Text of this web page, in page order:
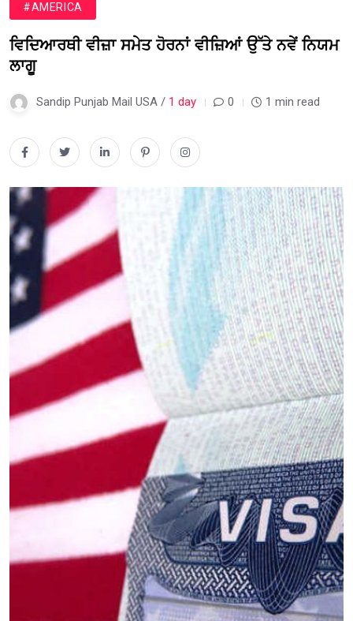
#AMERICA
ਵਿਦਿਆਰਥੀ ਵੀਜ਼ਾ ਸਮੇਤ ਹੋਰਨਾਂ ਵੀਜ਼ਿਆਂ ਉੱਤੇ ਨਵੇਂ ਨਿਯਮ
ਲਾਗੂ
Sandip Punjab Mail USA / 1 day 0 1 min read